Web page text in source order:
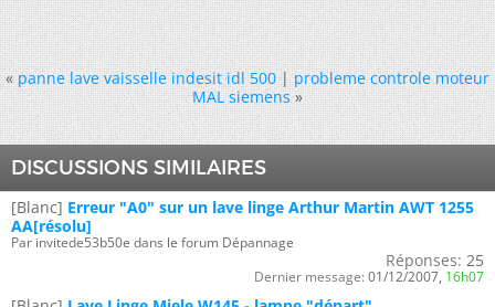
« panne lave vaisselle indesit idl 500|probleme controle moteur
MAL siemens »
DISCUSSIONS SIMILAIRES
[Blanc] Erreur "A0" sur un lave linge Arthur Martin AWT 1255
AA[résolu]
Par invitede53b50e dans le forum Dépannage
Réponses: 25
Dernier message: 01/12/2007, 16h07